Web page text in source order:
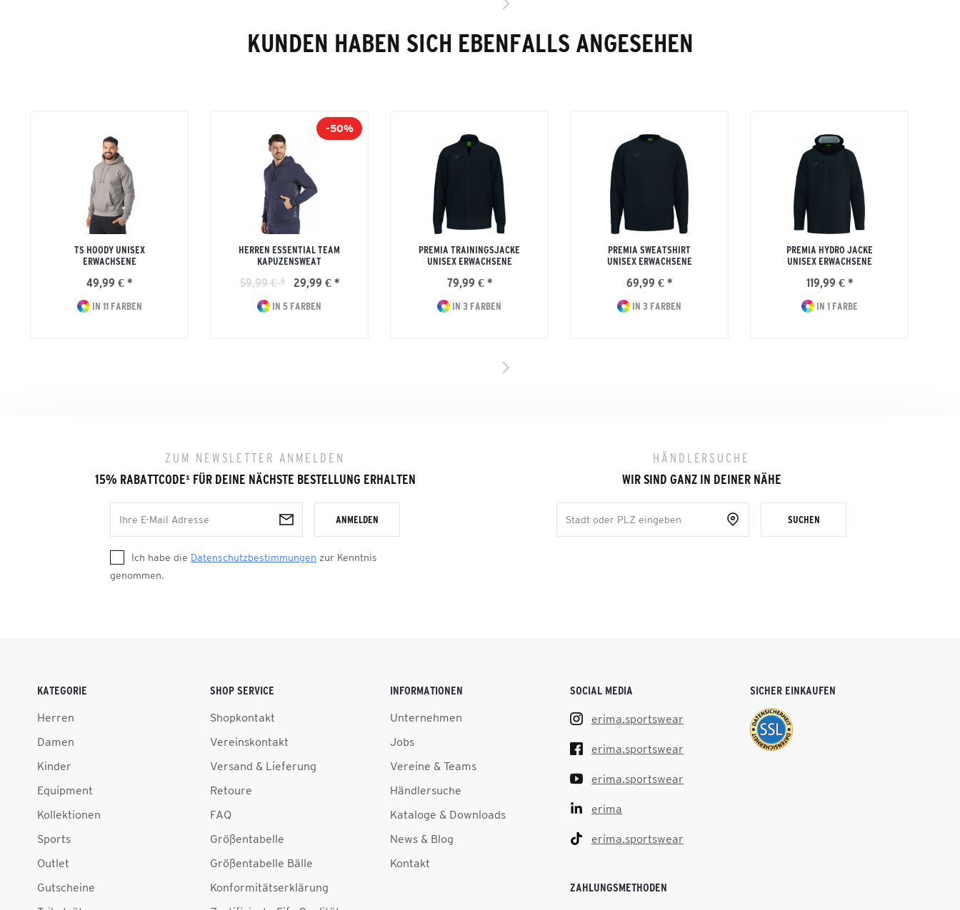
KUNDEN HABEN SICH EBENFALLS ANGESEHEN
TS HOODY UNISEX
ERWACHSENE
49,99 € *
IN 11 FARBEN
-50%
HERREN ESSENTIAL TEAM
KAPUZENSWEAT
59,99 € * 29,99 € *
IN 5 FARBEN
PREMIA TRAININGSJACKE
UNISEX ERWACHSENE
79,99 € *
IN 3 FARBEN
PREMIA SWEATSHIRT
UNISEX ERWACHSENE
69,99 € *
IN 3 FARBEN
PREMIA HYDRO JACKE
UNISEX ERWACHSENE
119,99 € *
IN 1 FARBE
ZUM NEWSLETTER ANMELDEN
15% RABATTCODE¹FÜR DEINE NÄCHSTE BESTELLUNG ERHALTEN
ANMELDEN
Ich habe die Datenschutzbestimmungen zur Kenntnis
genommen.
HÄNDLERSUCHE
WIR SIND GANZ IN DEINER NÄHE
SUCHEN
KATEGORIE
Herren
Damen
Kinder
Equipment
Kollektionen
Sports
Outlet
Gutscheine
SHOP SERVICE
Shopkontakt
Vereinskontakt
Versand & Lieferung
Retoure
FAQ
Größentabelle
Größentabelle Bälle
Konformitätserklärung
INFORMATIONEN
Unternehmen
Jobs
Vereine & Teams
Händlersuche
Kataloge & Downloads
News & Blog
Kontakt
SOCIAL MEDIA
erima.sportswear
erima.sportswear
erima.sportswear
erima
erima.sportswear
ZAHLUNGSMETHODEN
SICHER EINKAUFEN